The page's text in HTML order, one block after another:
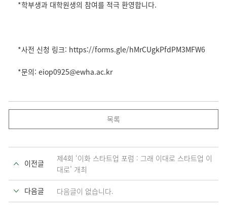
*학부생과 대학원생의 참여를 적극 환영합니다.
*사전 신청 링크: https://forms.gle/hMrCUgkPfdPM3MFW6
*문의: eiop0925@ewha.ac.kr
목록
이전글
제4회 ‘이화 스타트업 포럼 : 그래 이대로 스타트업 이
대로’ 개최
다음글 다음글이 없습니다.